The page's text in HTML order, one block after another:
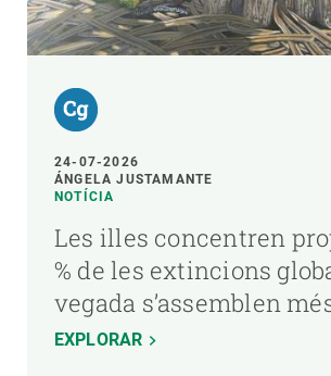
24-07-2026
ÁNGELA JUSTAMANTE
NOTÍCIA
Les illes concentren
% de les extincions
vegada s’assemblen
EXPLORAR